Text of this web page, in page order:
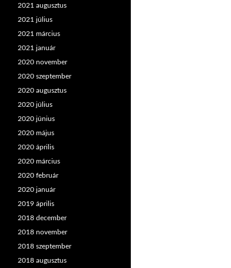
2021 augusztus
2021 július
2021 március
2021 január
2020 november
2020 szeptember
2020 augusztus
2020 július
2020 június
2020 május
2020 április
2020 március
2020 február
2020 január
2019 április
2018 december
2018 november
2018 szeptember
2018 augusztus